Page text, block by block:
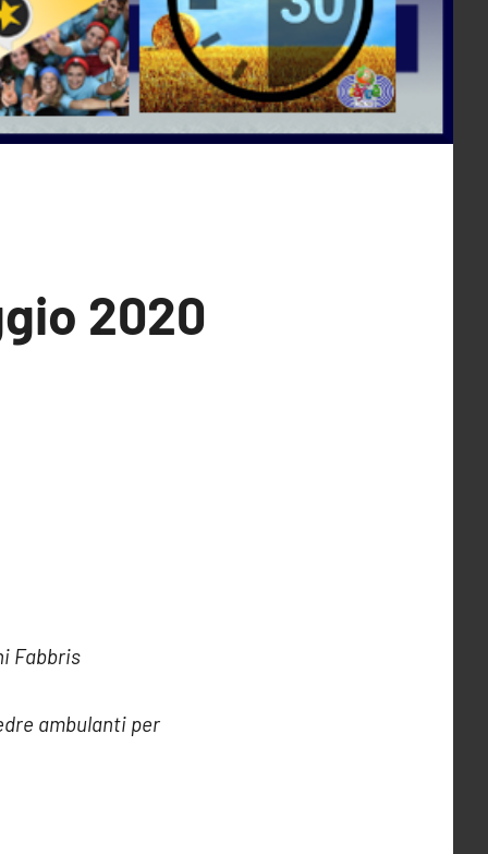
2020
Fabbris
ambulanti per